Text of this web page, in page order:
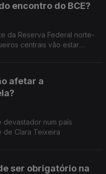
encontro do BCE?
da Reserva Federal norte-
centrais vão estar
afetar a
num país
de Clara Teixeira
ser obrigatório na